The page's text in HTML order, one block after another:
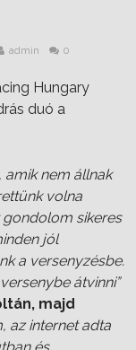
admin 0
Hungary
duó a
amik nem állnak
volna
gondolom sikeres
jól
a versenyzésbe.
átvinni”
majd
az internet adta